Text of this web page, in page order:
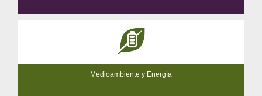
Medioambiente y Energía